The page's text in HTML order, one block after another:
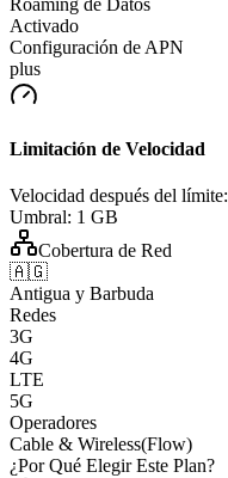
Activado
Configuración de APN
plus
Limitación de Velocidad
Velocidad después del límite:
Umbral: 1 GB
Cobertura de Red
🇦🇬
Antigua y Barbuda
Redes
3G
4G
LTE
5G
Operadores
Cable & Wireless(Flow)
¿Por Qué Elegir Este Plan?